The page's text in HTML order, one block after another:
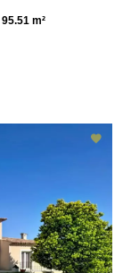
95.51 m²